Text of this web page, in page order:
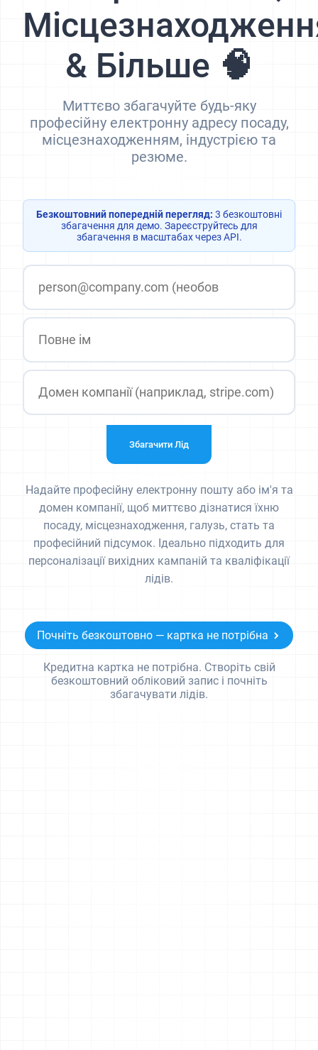
& Більше 🧠
Миттєво збагачуйте будь-яку
професійну електронну адресу посаду,
місцезнаходженням, індустрією та
резюме.
Безкоштовний попередній перегляд: 3 безкоштовні
збагачення для демо. Зареєструйтесь для
збагачення в масштабах через API.
Збагачити Лід
Надайте професійну електронну пошту або ім'я та
домен компанії, щоб миттєво дізнатися їхню
посаду, місцезнаходження, галузь, стать та
професійний підсумок. Ідеально підходить для
персоналізації вихідних кампаній та кваліфікації
лідів.
Почніть безкоштовно — картка не потрібна
Кредитна картка не потрібна. Створіть свій
безкоштовний обліковий запис і почніть
збагачувати лідів.